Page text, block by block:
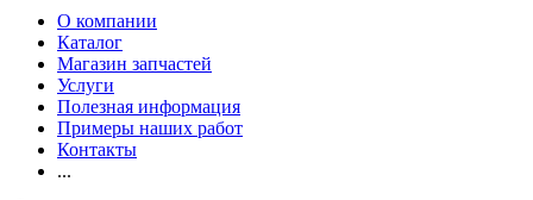
О компании
Каталог
Магазин запчастей
Услуги
Полезная информация
Примеры наших работ
Контакты
...